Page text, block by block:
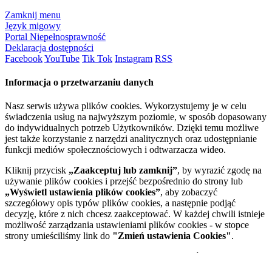
Zamknij menu
Język migowy
Portal Niepełnosprawność
Deklaracja dostępności
FacebookYouTube Tik Tok Instagram RSS
Informacja o przetwarzaniu danych
Nasz serwis używa plików cookies. Wykorzystujemy je w celu
świadczenia usług na najwyższym poziomie, w sposób dopasowany
do indywidualnych potrzeb Użytkowników. Dzięki temu możliwe
jest także korzystanie z narzędzi analitycznych oraz udostępnianie
funkcji mediów społecznościowych i odtwarzacza wideo.
Kliknij przycisk „Zaakceptuj lub zamknij”, by wyrazić zgodę na
używanie plików cookies i przejść bezpośrednio do strony lub
„Wyświetl ustawienia plików cookies”, aby zobaczyć
szczegółowy opis typów plików cookies, a następnie podjąć
decyzję, które z nich chcesz zaakceptować. W każdej chwili istnieje
możliwość zarządzania ustawieniami plików cookies - w stopce
strony umieściliśmy link do "Zmień ustawienia Cookies".